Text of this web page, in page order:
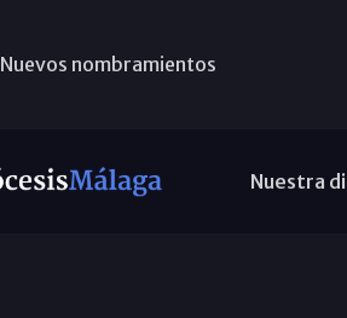
Nuevos nombramientos
Nuestra